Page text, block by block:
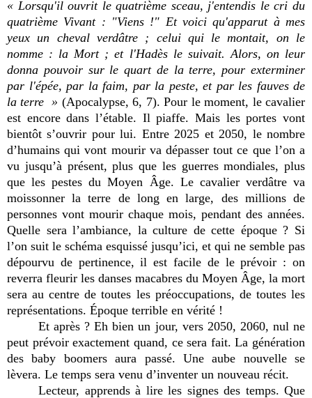
« Lorsqu'il ouvrit le quatrième sceau, j'entendis le cri du
quatrième Vivant : "Viens !" Et voici qu'apparut à mes
yeux un cheval verdâtre ; celui qui le montait, on le
nomme : la Mort ; et l'Hadès le suivait. Alors, on leur
donna pouvoir sur le quart de la terre, pour exterminer
par l'épée, par la faim, par la peste, et par les fauves de
la terre » (Apocalypse, 6, 7). Pour le moment, le cavalier
est encore dans l’étable. Il piaffe. Mais les portes vont
bientôt s’ouvrir pour lui. Entre 2025 et 2050, le nombre
d’humains qui vont mourir va dépasser tout ce que l’on a
vu jusqu’à présent, plus que les guerres mondiales, plus
que les pestes du Moyen Âge. Le cavalier verdâtre va
moissonner la terre de long en large, des millions de
personnes vont mourir chaque mois, pendant des années.
Quelle sera l’ambiance, la culture de cette époque ? Si
l’on suit le schéma esquissé jusqu’ici, et qui ne semble pas
dépourvu de pertinence, il est facile de le prévoir : on
reverra fleurir les danses macabres du Moyen Âge, la mort
sera au centre de toutes les préoccupations, de toutes les
représentations. Époque terrible en vérité !
Et après ? Eh bien un jour, vers 2050, 2060, nul ne
peut prévoir exactement quand, ce sera fait. La génération
des baby boomers aura passé. Une aube nouvelle se
lèvera. Le temps sera venu d’inventer un nouveau récit.
Lecteur, apprends à lire les signes des temps. Que